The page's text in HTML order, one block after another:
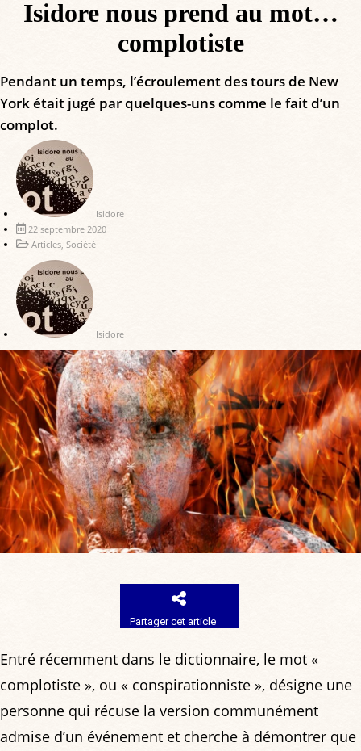
Isidore nous prend au mot…
complotiste
Pendant un temps, l’écroulement des tours de New
York était jugé par quelques-uns comme le fait d’un
complot.
Isidore
22 septembre 2020
Articles, Société
Isidore
Partager cet article
Entré récemment dans le dictionnaire, le mot «
complotiste », ou « conspirationniste », désigne une
personne qui récuse la version communément
admise d’un événement et cherche à démontrer que